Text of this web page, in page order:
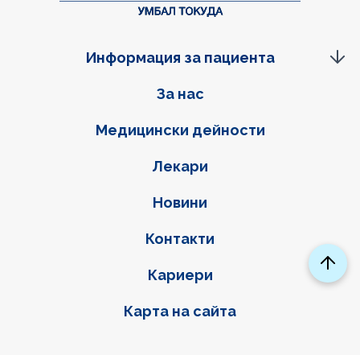
Фуутер навигация
За нас
Медицински дейности
Лекари
Новини
Контакти
Кариери
Карта на сайта
Информация за пациента